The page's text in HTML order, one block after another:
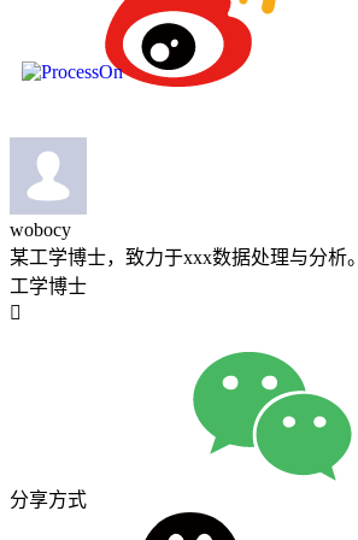
wobocy
某工学博士，致力于xxx数据处理与分析。
工学博士

分享方式